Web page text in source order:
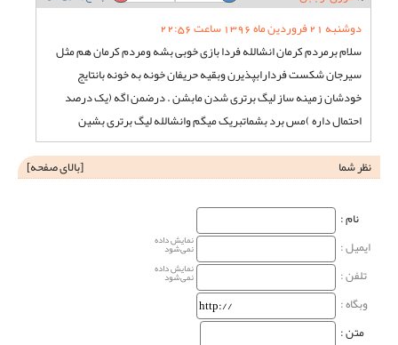
دوشنبه 21 فروردین ماه 1396 ساعت 22:56
سلام برمردم کرمان انشالله فردا بازی خوبی بشه ومردم کرمان هم مثل
سیرجان شکست فردارابپذیرن وبقیه حریفان خونه به خونه بانتایج
خودشان زمینه ساز لیگ برتری شدن مابشن . درضمن اگه (یک درصد
احتمال داره )مس برد بشماتبریک میگم وانشالله لیگ برتری بشین
نظر شما
[بالای صفحه]
نام‌ :
ایمیل :
نمایش داده
نمی‌شود
تلفن : نمایش داده
نمی‌شود
وبگاه‌ :
متن :